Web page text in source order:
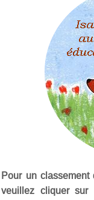
Pour un classement
veuillez cliquer